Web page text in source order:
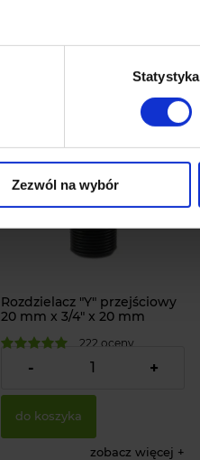
Statystyka
Zezwól na wybór
Rozdzielacz "Y" przejściowy
20 mm x 3/4" x 20 mm
222 oceny
3,90 zł
- +
do koszyka
zobacz więcej